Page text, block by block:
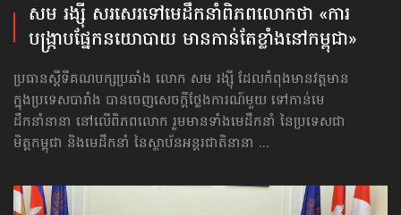
សម រង្ស៊ី សរសេរ​ទៅមេដឹកនាំ​​ពិភពលោក​ថា​ «ការ
បង្ក្រាប​ផ្នែក​នយោបាយ មាន​កាន់តែ​ខ្លាំង​នៅ​កម្ពុជា»
ប្រធានស្ដីទីគណបក្សប្រឆាំង លោក សម រង្ស៊ី ដែលកំពុងមានវត្តមាន
ក្នុងប្រទេសបារាំង បានចេញសេចក្ដីថ្លែងការណ៍មួយ ទៅកាន់មេ
ដឹកនាំនានា នៅលើពិភពលោក រួមមានទាំងមេដឹកនាំ នៃប្រទេសជា
មិត្តកម្ពុជា និងមេដឹកនាំ នៃស្ថាប័នអន្តរជាតិនានា ...